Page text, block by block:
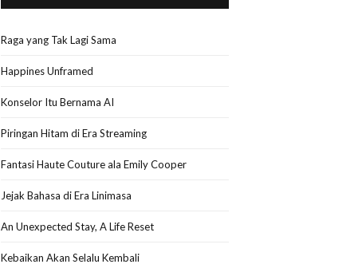
Raga yang Tak Lagi Sama
Happines Unframed
Konselor Itu Bernama AI
Piringan Hitam di Era Streaming
Fantasi Haute Couture ala Emily Cooper
Jejak Bahasa di Era Linimasa
An Unexpected Stay, A Life Reset
Kebaikan Akan Selalu Kembali